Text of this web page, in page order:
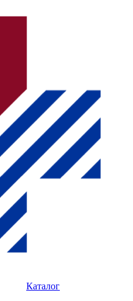
Каталог